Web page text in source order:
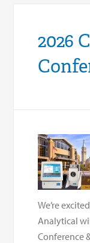
2026
We’re
Analytical
Conference